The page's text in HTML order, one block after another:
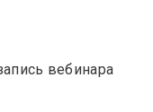
вебинара